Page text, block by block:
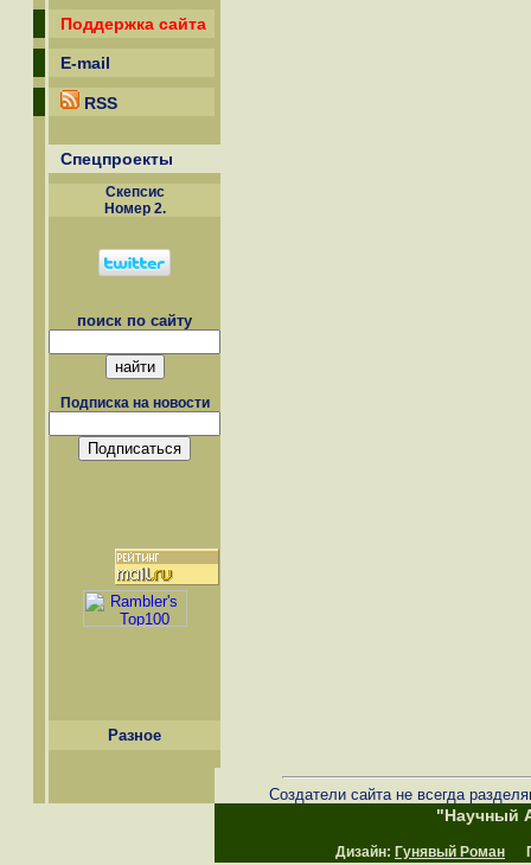
Поддержка сайта
E-mail
RSS
Спецпроекты
Скепсиc
Номер 2.
поиск по сайту
Подписка на новости
Разное
Создатели сайта не всегда
"Научный
Дизайн: Гунявый Роман